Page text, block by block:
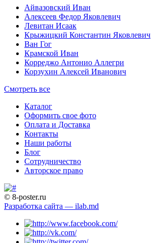
Айвазовский Иван
Алексеев Федор Яковлевич
Левитан Исаак
Крыжицкий Константин Яковлевич
Ван Гог
Крамской Иван
Корреджо Антонио Аллегри
Корзухин Алексей Иванович
Смотреть все
Каталог
Оформить свое фото
Оплата и Доставка
Контакты
Наши работы
Блог
Сотрудничество
Авторское право
© 8-poster.ru
Разработка сайта — ilab.md